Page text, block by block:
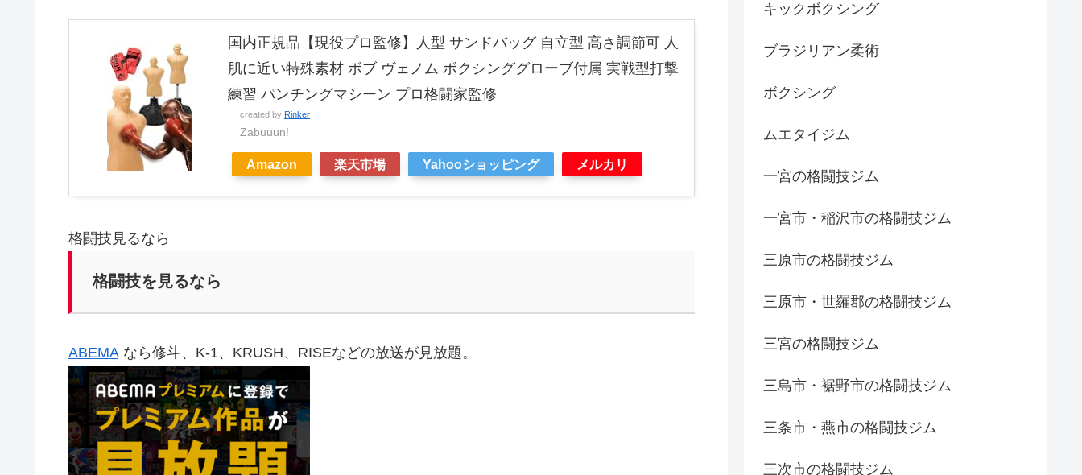
国内正規品【現役プロ監修】人型 サンドバッグ 自立型 高さ調節可 人
肌に近い特殊素材 ボブ ヴェノム ボクシンググローブ付属 実戦型打撃
練習 パンチングマシーン プロ格闘家監修
created by Rinker
Zabuuun!
Amazon 楽天市場 Yahooショッピング メルカリ
格闘技見るなら
格闘技を見るなら
ABEMA なら修斗、K-1、KRUSH、RISEなどの放送が見放題。
キックボクシング
ブラジリアン柔術
ボクシング
ムエタイジム
一宮の格闘技ジム
一宮市・稲沢市の格闘技ジム
三原市の格闘技ジム
三原市・世羅郡の格闘技ジム
三宮の格闘技ジム
三島市・裾野市の格闘技ジム
三条市・燕市の格闘技ジム
三次市の格闘技ジム